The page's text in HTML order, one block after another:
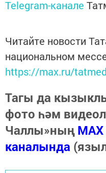
Telegram-канале
Читайте новости
национальном
https://max.ru/
Тагы да
фото һәм
Чаллы»ныңMAX
каналында